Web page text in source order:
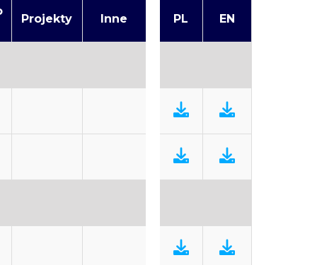
Projekty Inne PL EN